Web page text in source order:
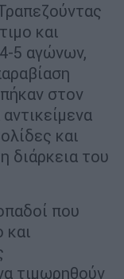
και
5 αγώνων,
στον
και
διάρκεια του
που
και
τιμωρηθούν